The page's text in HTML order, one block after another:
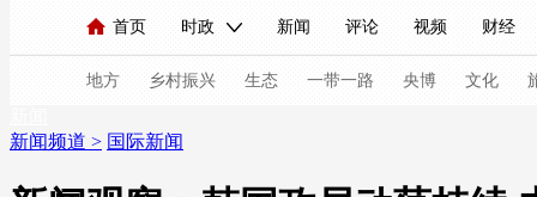
首页 时政 新闻 评论 视频 财经
人民领袖习近平 联播+ 中国领导人 央视快评 习
直播 栏目大全 节目单 听音 微视频
海外频道 iPanda English Монгол
地方 乡村振兴 生态 一带一路 央博 文化
新闻频道 > 国际新闻